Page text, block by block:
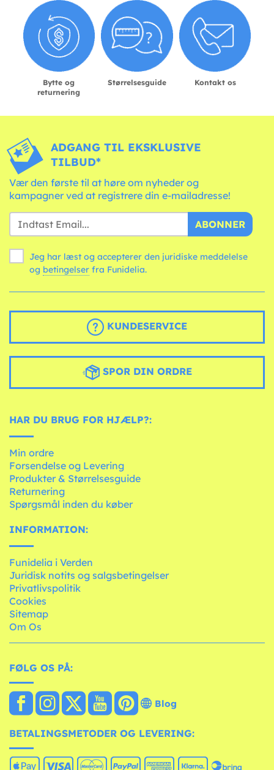
Bytte og
returnering
Størrelsesguide Kontakt os
ADGANG TIL EKSKLUSIVE
TILBUD*
Vær den første til at høre om nyheder og
kampagner ved at registrere din e-mailadresse!
ABONNER
Jeg har læst og accepterer den juridiske meddelelse
og betingelser fra Funidelia.
KUNDESERVICE
SPOR DIN ORDRE
HAR DU BRUG FOR HJÆLP?:
Min ordre
Forsendelse og Levering
Produkter & Størrelsesguide
Returnering
Spørgsmål inden du køber
INFORMATION:
Funidelia i Verden
Juridisk notits og salgsbetingelser
Privatlivspolitik
Cookies
Sitemap
Om Os
FØLG OS PÅ:
Blog
BETALINGSMETODER OG LEVERING: